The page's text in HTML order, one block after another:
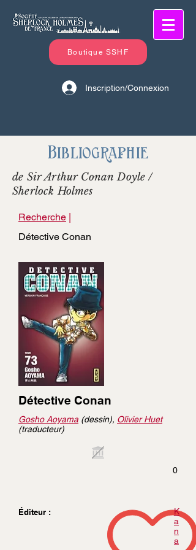
Boutique SSHF
Inscription/Connexion
Bibliographie
de Sir Arthur Conan Doyle /
Sherlock Holmes
Recherche |
Détective Conan
Détective Conan
Gosho Aoyama (dessin), Olivier Huet
(traducteur)
0
Éditeur :
K
a
n
a